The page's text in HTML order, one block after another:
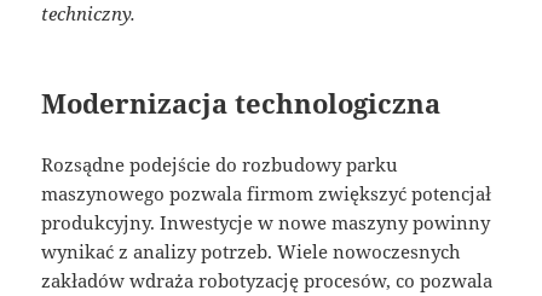
techniczny.
Modernizacja technologiczna
Rozsądne podejście do rozbudowy parku
maszynowego pozwala firmom zwiększyć potencjał
produkcyjny. Inwestycje w nowe maszyny powinny
wynikać z analizy potrzeb. Wiele nowoczesnych
zakładów wdraża robotyzację procesów, co pozwala